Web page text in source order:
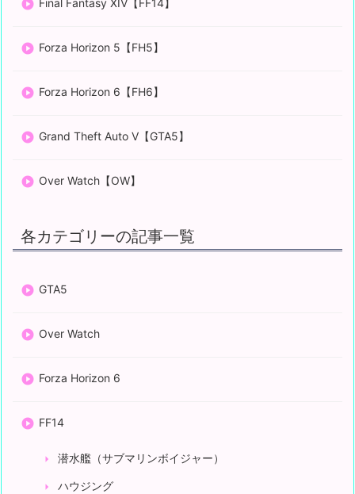
Final Fantasy XIV【FF14】
Forza Horizon 5【FH5】
Forza Horizon 6【FH6】
Grand Theft Auto V【GTA5】
Over Watch【OW】
各カテゴリーの記事一覧
GTA5
Over Watch
Forza Horizon 6
FF14
潜水艦（サブマリンボイジャー）
ハウジング